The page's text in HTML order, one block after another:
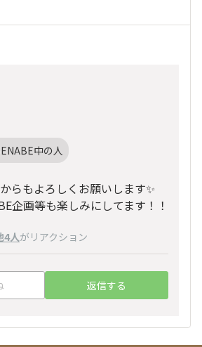
中の人
らもよろしくお願いします✨
企画等も楽しみにしてます！！
4人がリアクション
返信する